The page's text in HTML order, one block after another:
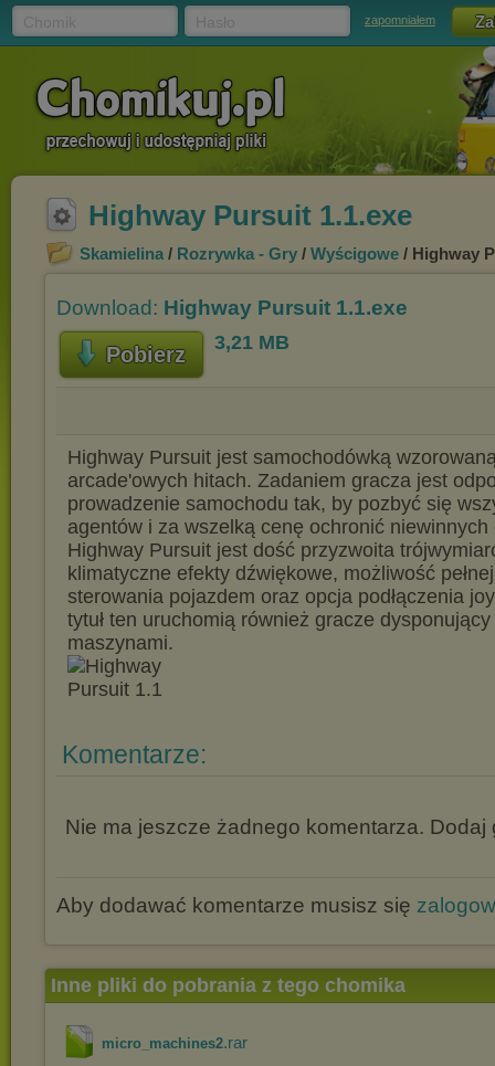
zapomniałem
Highway Pursuit 1.1.exe
Skamielina / Rozrywka - Gry / Wyścigowe / Highway
Download: Highway Pursuit 1.1.exe
Pobierz 3,21 MB
Highway Pursuit jest samochodówką
arcade'owych hitach. Zadaniem gracza jest
prowadzenie samochodu tak, by pozbyć się
agentów i za wszelką cenę ochronić
Highway Pursuit jest dość przyzwoita
klimatyczne efekty dźwiękowe, możliwość
sterowania pojazdem oraz opcja podłączenia
tytuł ten uruchomią również gracze
maszynami.
Komentarze:
Nie ma jeszcze żadnego komentarza. Dodaj
Aby dodawać komentarze musisz się
Inne pliki do pobrania z tego chomika
micro_machines2.rar